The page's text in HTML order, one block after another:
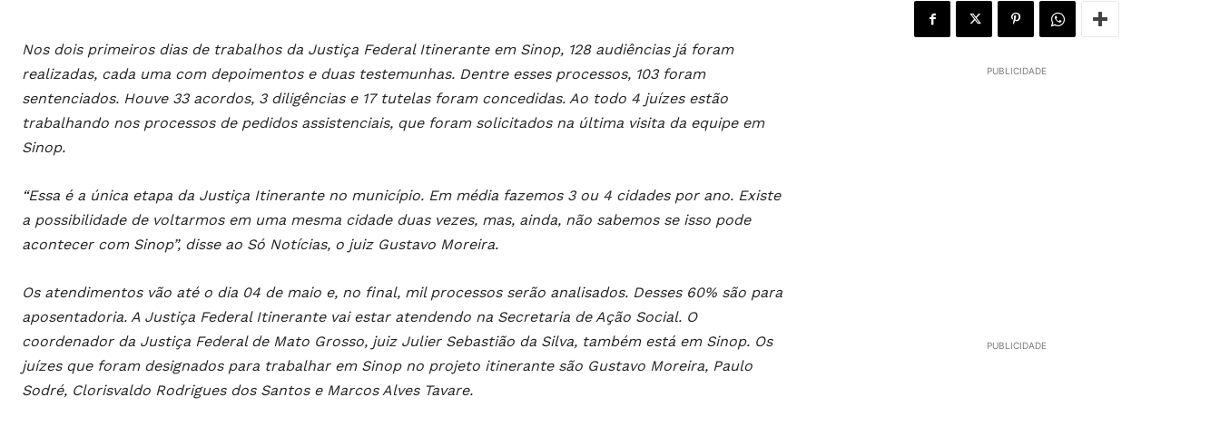
Nos dois primeiros dias de trabalhos da Justiça Federal Itinerante em Sinop, 128 audiências já foram
realizadas, cada uma com depoimentos e duas testemunhas. Dentre esses processos, 103 foram
sentenciados. Houve 33 acordos, 3 diligências e 17 tutelas foram concedidas. Ao todo 4 juízes estão
trabalhando nos processos de pedidos assistenciais, que foram solicitados na última visita da equipe em
Sinop.
“Essa é a única etapa da Justiça Itinerante no município. Em média fazemos 3 ou 4 cidades por ano. Existe
a possibilidade de voltarmos em uma mesma cidade duas vezes, mas, ainda, não sabemos se isso pode
acontecer com Sinop”, disse ao Só Notícias, o juiz Gustavo Moreira.
Os atendimentos vão até o dia 04 de maio e, no final, mil processos serão analisados. Desses 60% são para
aposentadoria. A Justiça Federal Itinerante vai estar atendendo na Secretaria de Ação Social. O
coordenador da Justiça Federal de Mato Grosso, juiz Julier Sebastião da Silva, também está em Sinop. Os
juízes que foram designados para trabalhar em Sinop no projeto itinerante são Gustavo Moreira, Paulo
Sodré, Clorisvaldo Rodrigues dos Santos e Marcos Alves Tavare.
PUBLICIDADE
PUBLICIDADE